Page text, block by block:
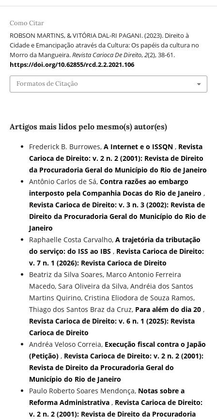
Como Citar
ROBSON MARTINS, & VITÓRIA DAL-RI PAGANI. (2023). Direito à
Cidade e Emancipação através da Cultura: Os papéis da cultura no
Morro da Mangueira.Revista Carioca De Direito,2(2), 38-61.
https://doi.org/10.62855/rcd.2.2.2021.106
Formatos de Citação
Artigos mais lidos pelo mesmo(s) autor(es)
Frederick B. Burrowes, A Internet e o ISSQN , Revista
Carioca de Direito: v. 2 n. 2 (2001): Revista de Direito
da Procuradoria Geral do Município do Rio de Janeiro
Antônio Carlos de Sá, Contra razões ao embargo
interposto pela Companhia Docas do Rio de Janeiro ,
Revista Carioca de Direito: v. 3 n. 3 (2002): Revista de
Direito da Procuradoria Geral do Município do Rio de
Janeiro
Raphaelle Costa Carvalho, A trajetória da tributação
do serviço: do ISS ao IBS , Revista Carioca de Direito:
v. 7 n. 1 (2026): Revista Carioca de Direito
Beatriz da Silva Soares, Marco Antonio Ferreira
Macedo, Sara Oliveira da Silva, Andréia dos Santos
Martins Quirino, Cristina Eliodora de Souza Ramos,
Thiago dos Santos Braz da Cruz, Para além do dia 20 ,
Revista Carioca de Direito: v. 6 n. 1 (2025): Revista
Carioca de Direito
Andréa Veloso Correia, Execução fiscal contra o Japão
(Petição) , Revista Carioca de Direito: v. 2 n. 2 (2001):
Revista de Direito da Procuradoria Geral do
Município do Rio de Janeiro
Paulo Roberto Soares Mendonça, Notas sobre a
Reforma Administrativa , Revista Carioca de Direito:
v. 2 n. 2 (2001): Revista de Direito da Procuradoria